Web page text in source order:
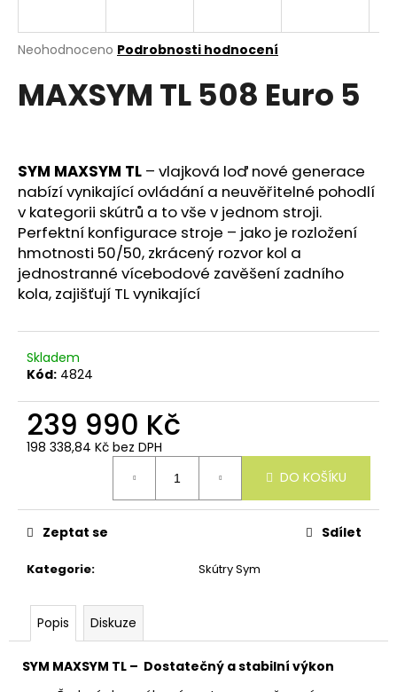
Průměrné
produktu
je
hvězdiček.
Neohodnoceno Podrobnosti hodnocení
MAXSYM TL 508 Euro 5
SYM MAXSYM TL – vlajková loď nové generace
nabízí vynikající ovládání a neuvěřitelné pohodlí
v kategorii skútrů a to vše v jednom stroji.
Perfektní konfigurace stroje – jako je rozložení
hmotnosti 50/50, zkrácený rozvor kol a
jednostranné vícebodové zavěšení zadního
kola, zajišťují TL vynikající
Skladem
Kód: 4824
239 990 Kč
198 338,84 Kč bez DPH
DO KOŠÍKU
Kategorie: Skútry Sym
Zeptat se Sdílet
Popis Diskuze
SYM MAXSYM TL – Dostatečný a stabilní výkon
n
a
í
HLEDAT
o
p
o
u